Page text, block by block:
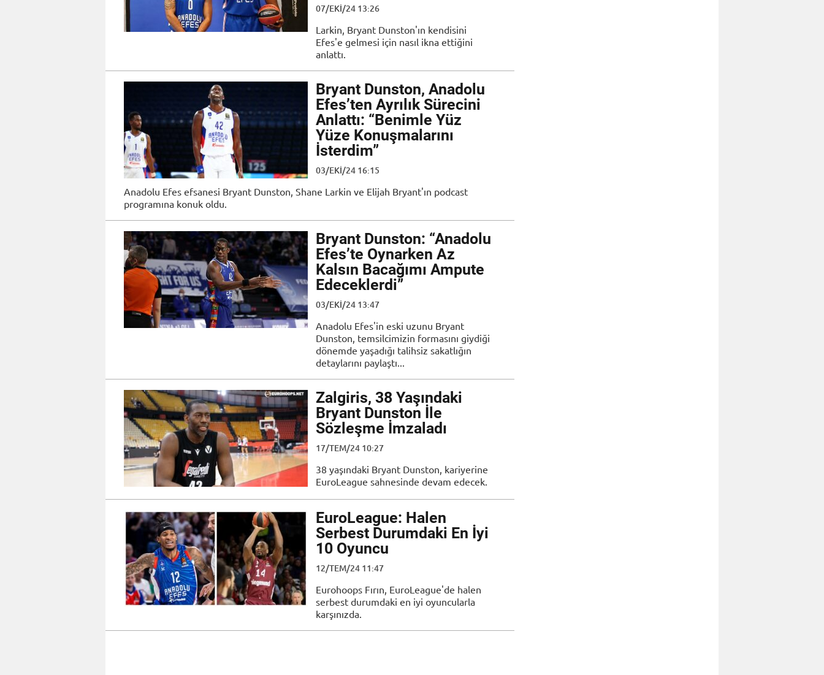
07/EKI/24 13:26
Larkin, Bryant Dunston'ın kendisini
Efes'e gelmesi için nasıl ikna ettiğini
anlattı.
Bryant Dunston, Anadolu
Efes’ten Ayrılık Sürecini
Anlattı: “Benimle Yüz
Yüze Konuşmalarını
İsterdim”
03/EKI/24 16:15
Anadolu Efes efsanesi Bryant Dunston, Shane Larkin ve Elijah Bryant'ın podcast
programına konuk oldu.
Bryant Dunston: “Anadolu
Efes’te Oynarken Az
Kalsın Bacağımı Ampute
Edeceklerdi”
03/EKI/24 13:47
Anadolu Efes'in eski uzunu Bryant
Dunston, temsilcimizin formasını giydiği
dönemde yaşadığı talihsiz sakatlığın
detaylarını paylaştı...
Zalgiris, 38 Yaşındaki
Bryant Dunston İle
Sözleşme İmzaladı
17/TEM/24 10:27
38 yaşındaki Bryant Dunston, kariyerine
EuroLeague sahnesinde devam edecek.
EuroLeague: Halen
Serbest Durumdaki En İyi
10 Oyuncu
12/TEM/24 11:47
Eurohoops Fırın, EuroLeague'de halen
serbest durumdaki en iyi oyuncularla
karşınızda.